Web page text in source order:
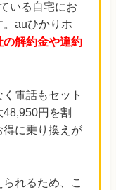
いる自宅にお
。auひかりホ
の解約金や違約
電話もセット
円を割
得に乗り換えが
れるため、こ